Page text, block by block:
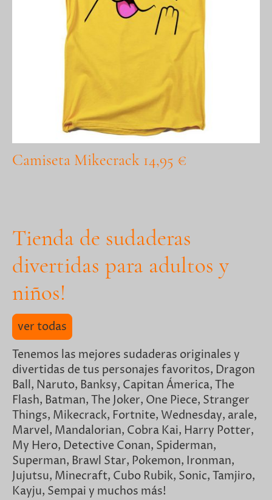
Camiseta Mikecrack 14,95 €
Tienda de sudaderas
divertidas para adultos y
niños!
Tenemos las mejores sudaderas originales y
divertidas de tus personajes favoritos, Dragon
Ball, Naruto, Banksy, Capitan Ámerica, The
Flash, Batman, The Joker, One Piece, Stranger
Things, Mikecrack, Fortnite, Wednesday, arale,
Marvel, Mandalorian, Cobra Kai, Harry Potter,
My Hero, Detective Conan, Spiderman,
Superman, Brawl Star, Pokemon, Ironman,
Jujutsu, Minecraft, Cubo Rubik, Sonic, Tamjiro,
Kayju, Sempai y muchos más!
ver todas